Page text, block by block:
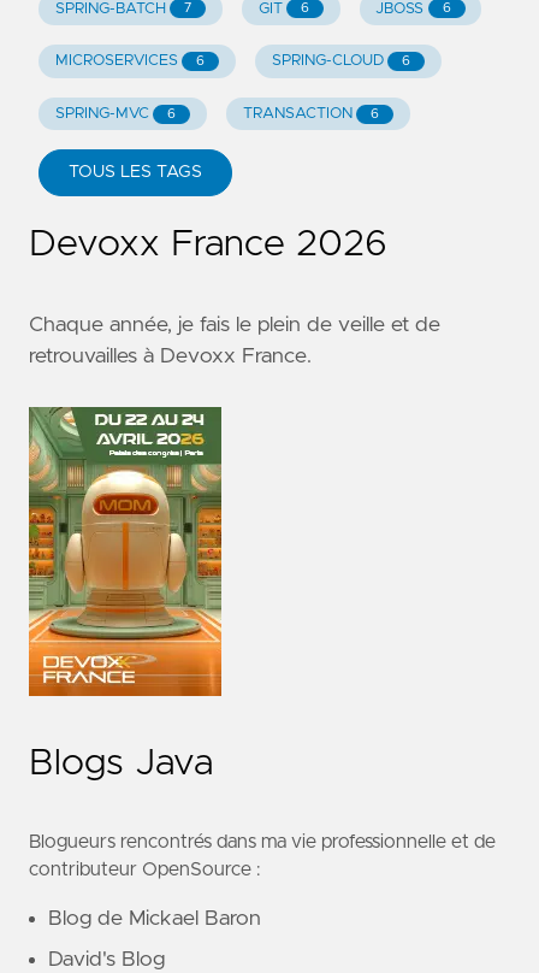
SPRING-BATCH 7 GIT 6 JBOSS 6
MICROSERVICES 6 SPRING-CLOUD 6
SPRING-MVC 6 TRANSACTION 6
TOUS LES TAGS
Devoxx France 2026
Chaque année, je fais le plein de veille et de
retrouvailles à Devoxx France.
Blogs Java
Blogueurs rencontrés dans ma vie professionnelle et de
contributeur OpenSource :
Blog de Mickael Baron
David's Blog